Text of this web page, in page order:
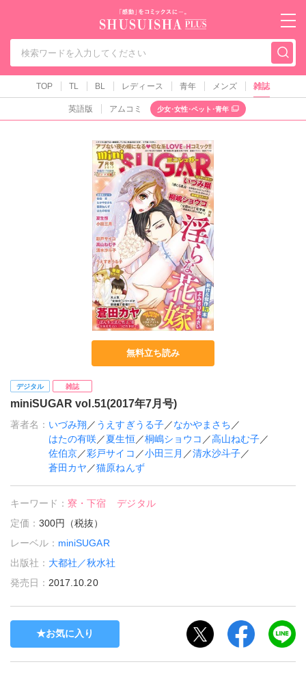
秋水社PLUS（テ
TOP TL BL レディース 青年 メンズ 雑誌
英語版 アムコミ 少女･女性･ペット･青年
無料立ち読み
デジタル 雑誌
miniSUGAR vol.51(2017年7月号)
著者名： いづみ翔 ／ うえすぎうる子／なかやまさち ／
はたの有咲／夏生恒 ／桐嶋ショウコ ／高山ねむ子／
佐伯京／彩戸サイコ ／小田三月 ／清水沙斗子／
蒼田カヤ ／猫原ねんず
キーワード：寮・下宿
デジタル
定価：300円（税抜）
レーベル： miniSUGAR
出版社： 大都社／秋水社
発売日： 2017.10.20
お気に入り